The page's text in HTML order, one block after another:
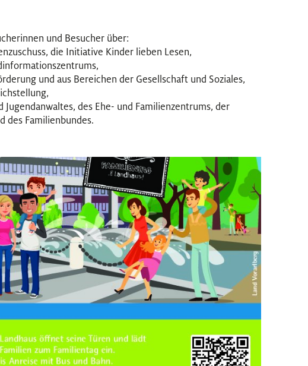
und Besucher über:
die Initiative Kinder lieben Lesen,
und aus Bereichen der Gesellschaft und Soziales,
des Ehe- und Familienzentrums, der
des Familienbundes.